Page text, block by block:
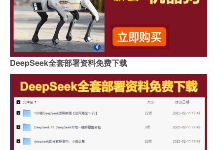
DeepSeek全套部署资料免费下载